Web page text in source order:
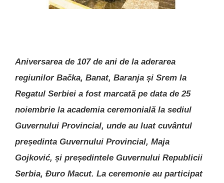
Aniversarea de 107 de ani de la aderarea
regiunilor Bačka, Banat, Baranja și Srem la
Regatul Serbiei a fost marcată pe data de 25
noiembrie la academia ceremonială la sediul
Guvernului Provincial, unde au luat cuvântul
președinta Guvernului Provincial, Maja
Gojković, și președintele Guvernului Republicii
Serbia, Đuro Macut. La ceremonie au participat